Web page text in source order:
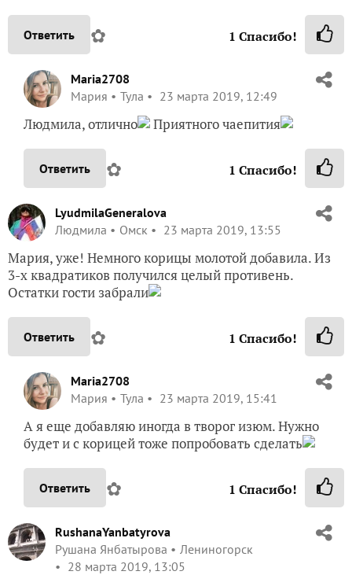
Ответить ✿ 1 Спасибо!
Maria2708
Мария
Тула 23 марта 2019, 12:49
Людмила, отлично Приятного чаепития
Ответить ✿ 1 Спасибо!
LyudmilaGeneralova
Людмила
Омск 23 марта 2019, 13:55
Мария, уже! Немного корицы молотой добавила. Из
3-х квадратиков получился целый противень.
Остатки гости забрали
Ответить ✿ 1 Спасибо!
Maria2708
Мария
Тула 23 марта 2019, 15:41
А я еще добавляю иногда в творог изюм. Нужно
будет и с корицей тоже попробовать сделать
Ответить ✿ 1 Спасибо!
RushanaYanbatyrova
Рушана Янбатырова
Лениногорск
28 марта 2019, 13:05